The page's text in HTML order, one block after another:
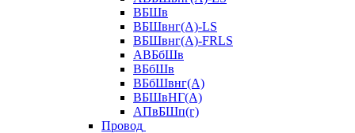
ВБШв
ВБШвнг(А)-LS
ВБШвнг(А)-FRLS
АВБбШв
ВБбШв
ВБбШвнг(А)
ВБШвНГ(А)
АПвБШп(г)
Провод